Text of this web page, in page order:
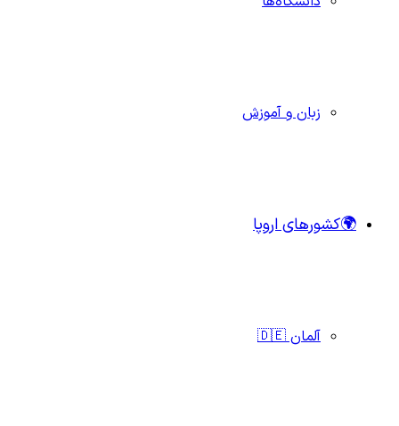
زبان و آموزش
🌍کشورهای اروپا
آلمان 🇩🇪